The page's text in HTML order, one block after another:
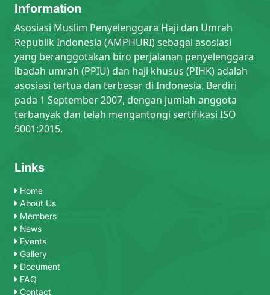
Information
Asosiasi Muslim Penyelenggara Haji dan Umrah
Republik Indonesia (AMPHURI) sebagai asosiasi
yang beranggotakan biro perjalanan penyelenggara
ibadah umrah (PPIU) dan haji khusus (PIHK) adalah
asosiasi tertua dan terbesar di Indonesia. Berdiri
pada 1 September 2007, dengan jumlah anggota
terbanyak dan telah mengantongi sertifikasi ISO
9001:2015.
Links
Home
About Us
Members
News
Events
Gallery
Document
FAQ
Contact